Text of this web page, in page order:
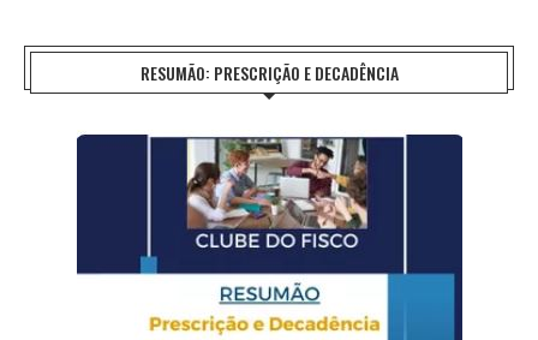
RESUMÃO: PRESCRIÇÃO E DECADÊNCIA